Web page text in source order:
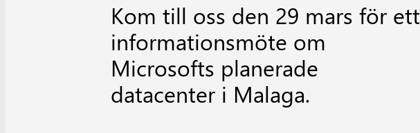
Kom till oss den 29 mars för ett
informationsmöte om
Microsofts planerade
datacenter i Malaga.